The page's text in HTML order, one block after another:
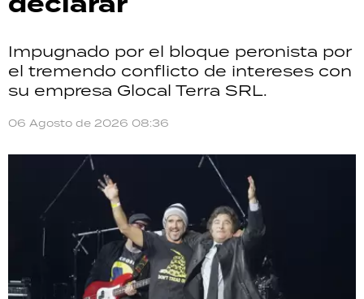
Impugnado por el bloque peronista por
el tremendo conflicto de intereses con
su empresa Glocal Terra SRL.
06 Agosto de 2026 08:36